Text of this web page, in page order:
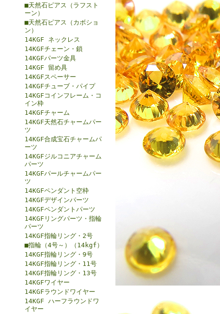
■天然石ピアス（ラフスト
ーン）
■天然石ピアス（カボショ
ン）
14KGF ネックレス
14KGFチェーン・鎖
14KGFパーツ金具
14KGF 留め具
14KGFスペーサー
14KGFチューブ・パイプ
14KGFコインフレーム・コ
イン枠
14KGFチャーム
14KGF天然石チャームパー
ツ
14KGF合成宝石チャームパ
ーツ
14KGFジルコニアチャーム
パーツ
14KGFパールチャームパー
ツ
14KGFペンダント空枠
14KGFデザインパーツ
14KGFペンダントパーツ
14KGFリングパーツ・指輪
パーツ
14KGF指輪リング・2号
■指輪（4号～）（14kgf）
14KGF指輪リング・9号
14KGF指輪リング・11号
14KGF指輪リング・13号
14KGFワイヤー
14KGFラウンドワイヤー
14KGF ハーフラウンドワ
イヤー